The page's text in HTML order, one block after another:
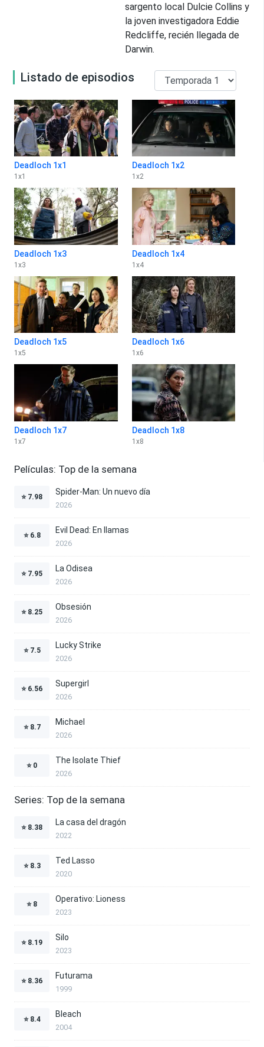
sargento local Dulcie Collins y
la joven investigadora Eddie
Redcliffe, recién llegada de
Darwin.
Listado de episodios
Deadloch 1x1
1 x1
Deadloch 1x2
1 x2
Deadloch 1x3
1 x3
Deadloch 1x4
1 x4
Deadloch 1x5
1 x5
Deadloch 1x6
1 x6
Deadloch 1x7
1 x7
Deadloch 1x8
1 x8
Películas: Top de la semana
⭐ 7.98
Spider-Man: Un nuevo día
2026
⭐ 6.8
Evil Dead: En llamas
2026
⭐ 7.95
La Odisea
2026
⭐ 8.25
Obsesión
2026
⭐ 7.5
Lucky Strike
2026
⭐ 6.56
Supergirl
2026
⭐ 8.7
Michael
2026
⭐ 0
The Isolate Thief
2026
Series: Top de la semana
⭐ 8.38
La casa del dragón
2022
⭐ 8.3
Ted Lasso
2020
⭐ 8
Operativo: Lioness
2023
⭐ 8.19
Silo
2023
⭐ 8.36
Futurama
1999
⭐ 8.4
Bleach
2004